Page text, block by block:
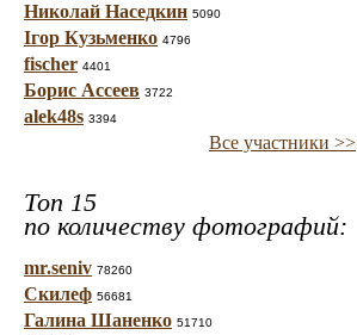
Николай Наседкин 5090
Ігор Кузьменко 4796
fischer 4401
Борис Ассеев 3722
alek48s 3394
Все участники >>
Топ 15
по количеству фотографий:
mr.seniv 78260
Скилеф 56681
Галина Шаненко 51710